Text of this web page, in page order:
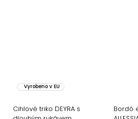
Vyrobeno v EU
Cihlové triko DEYRA s
Bordó